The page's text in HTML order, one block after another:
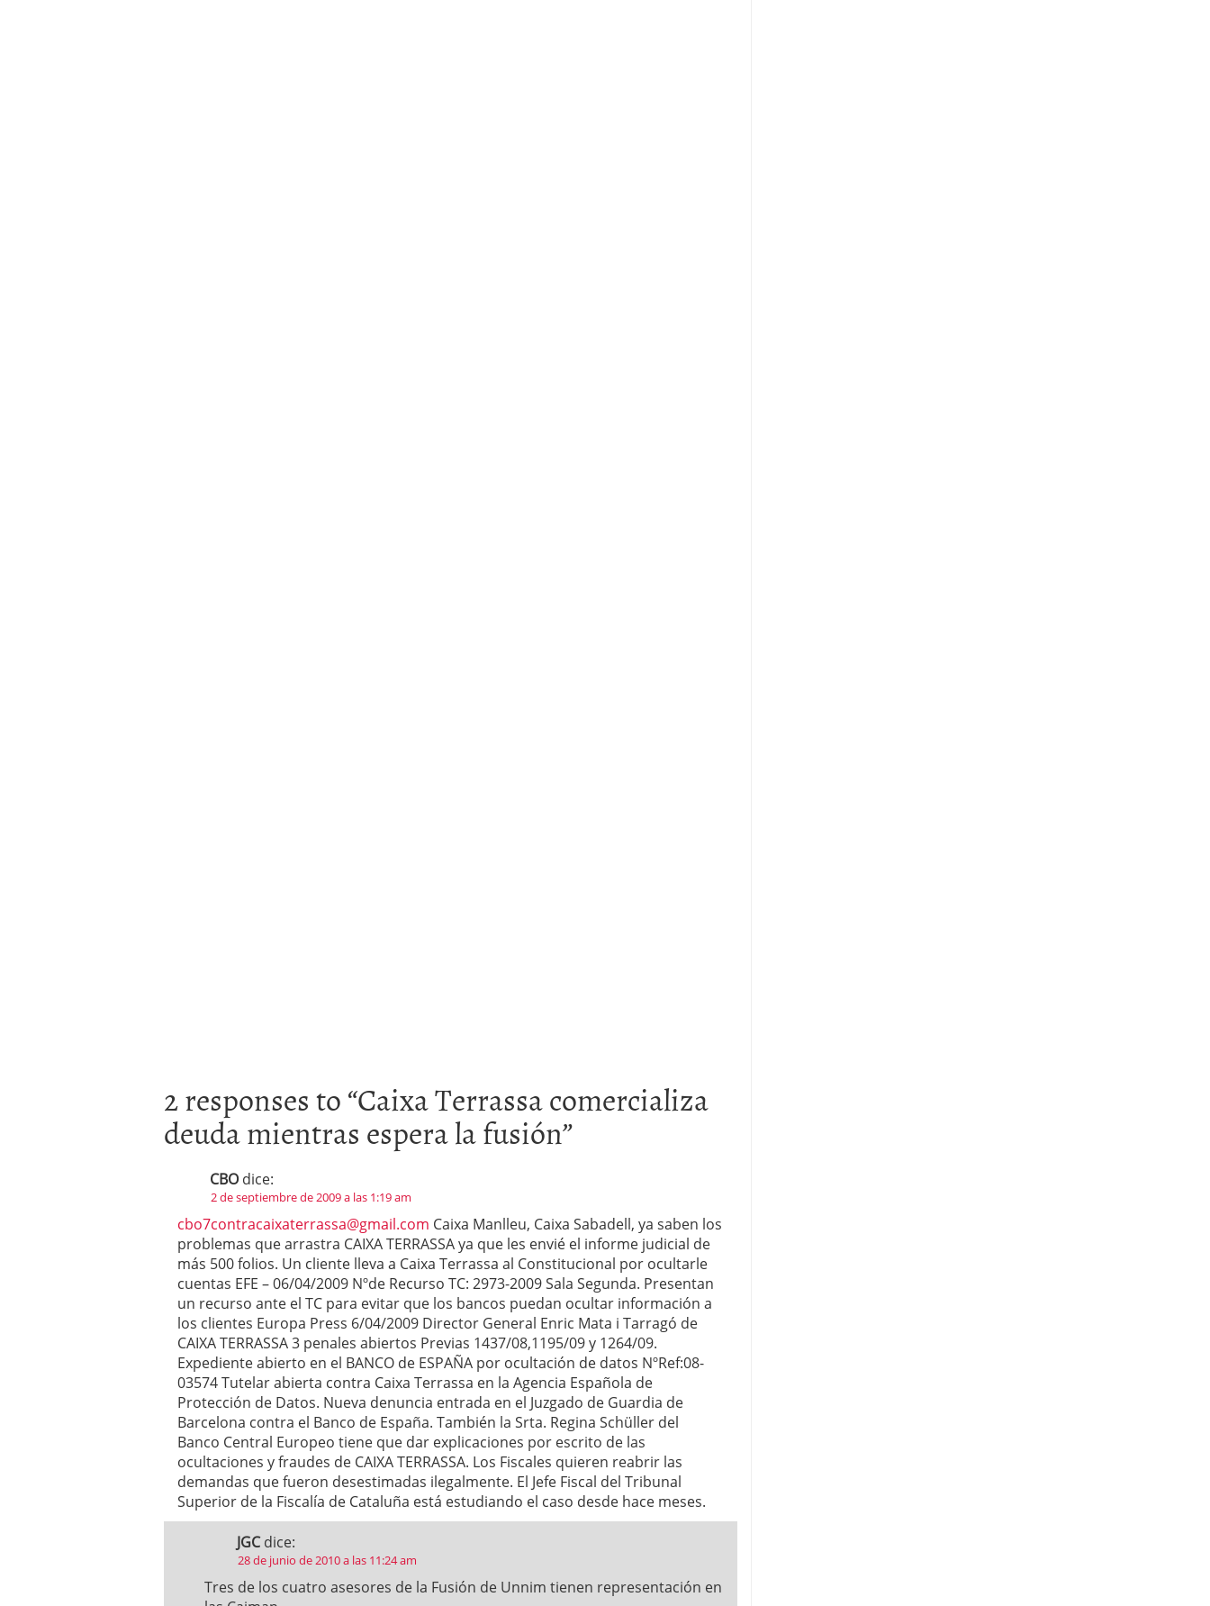
2 responses to “Caixa Terrassa comercializa
deuda mientras espera la fusión”
CBO dice:
2 de septiembre de 2009 a las 1:19 am
cbo7contracaixaterrassa@gmail.com Caixa Manlleu, Caixa Sabadell, ya saben los
problemas que arrastra CAIXA TERRASSA ya que les envié el informe judicial de
más 500 folios. Un cliente lleva a Caixa Terrassa al Constitucional por ocultarle
cuentas EFE – 06/04/2009 Nºde Recurso TC: 2973-2009 Sala Segunda. Presentan
un recurso ante el TC para evitar que los bancos puedan ocultar información a
los clientes Europa Press 6/04/2009 Director General Enric Mata i Tarragó de
CAIXA TERRASSA 3 penales abiertos Previas 1437/08,1195/09 y 1264/09.
Expediente abierto en el BANCO de ESPAÑA por ocultación de datos NºRef:08-
03574 Tutelar abierta contra Caixa Terrassa en la Agencia Española de
Protección de Datos. Nueva denuncia entrada en el Juzgado de Guardia de
Barcelona contra el Banco de España. También la Srta. Regina Schüller del
Banco Central Europeo tiene que dar explicaciones por escrito de las
ocultaciones y fraudes de CAIXA TERRASSA. Los Fiscales quieren reabrir las
demandas que fueron desestimadas ilegalmente. El Jefe Fiscal del Tribunal
Superior de la Fiscalía de Cataluña está estudiando el caso desde hace meses.
JGC dice:
28 de junio de 2010 a las 11:24 am
Tres de los cuatro asesores de la Fusión de Unnim tienen representación en